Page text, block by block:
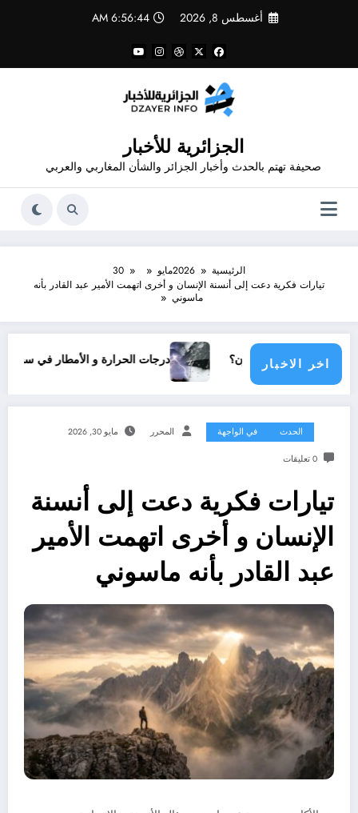
أغسطس 8, 2026 6:56:44 AM
الجزائرية للأخبار
صحيفة تهتم بالحدث وأخبار الجزائر والشأن المغاربي والعربي
الرئيسية 2026مايو
30
تيارات فكرية دعت إلى أنسنة الإنسان و أخرى اتهمت الأمير عبد القادر بأنه
ماسوني
اخر الاخبار
دولي يناشدون؟ درجات الحرارة و الأمطار في سبتمبر 2026 في الجزائر
الحدث في الواجهة المحرر مايو 30, 2026
0 تعليقات
تيارات فكرية دعت إلى أنسنة
الإنسان و أخرى اتهمت الأمير
عبد القادر بأنه ماسوني